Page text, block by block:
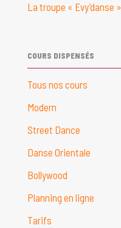
La troupe « Evy’danse »
COURS DISPENSÉS
Tous nos cours
Modern
Street Dance
Danse Orientale
Bollywood
Planning en ligne
Tarifs